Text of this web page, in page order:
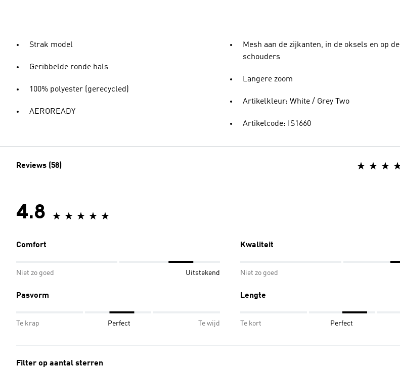
Strak model
Geribbelde ronde hals
100% polyester (gerecycled)
AEROREADY
Mesh aan de zijkanten, in de oksels en op de
schouders
Langere zoom
Artikelkleur: White / Grey Two
Artikelcode: IS1660
Reviews (58)
4.8
Comfort
Niet zo goed Uitstekend
Kwaliteit
Niet zo goed
Pasvorm
Te krap Perfect Te wijd
Lengte
Te kort Perfect
Filter op aantal sterren